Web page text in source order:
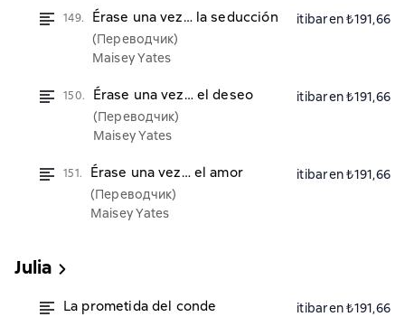
149. Érase una vez… la seducción
(Переводчик)
Maisey Yates
itibaren ₺191,66
150. Érase una vez… el deseo
(Переводчик)
Maisey Yates
itibaren ₺191,66
151. Érase una vez… el amor
(Переводчик)
Maisey Yates
itibaren ₺191,66
Julia
La prometida del conde itibaren ₺191,66